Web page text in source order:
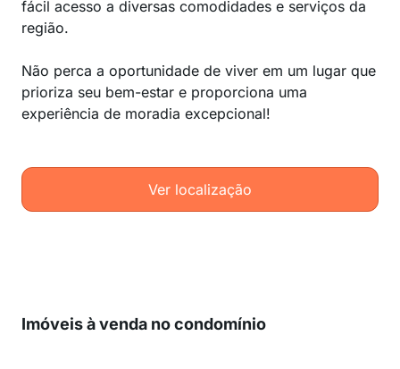
fácil acesso a diversas comodidades e serviços da
região.
Não perca a oportunidade de viver em um lugar que
prioriza seu bem-estar e proporciona uma
experiência de moradia excepcional!
Ver localização
Imóveis à venda no condomínio